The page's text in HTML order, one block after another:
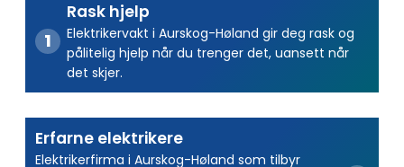
Rask hjelp
Elektrikervakt i Aurskog-Høland gir deg rask og
pålitelig hjelp når du trenger det, uansett når
det skjer.
Erfarne elektrikere
Elektrikerfirma i Aurskog-Høland som tilbyr